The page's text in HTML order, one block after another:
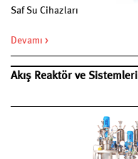
Saf Su Cihazları
Devamı >
Akış Reaktör ve Sistemleri